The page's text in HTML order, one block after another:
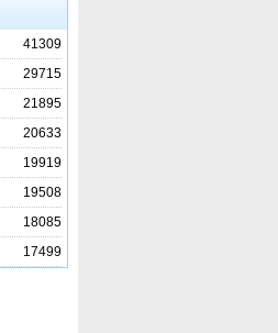
41309
29715
21895
20633
19919
19508
18085
17499